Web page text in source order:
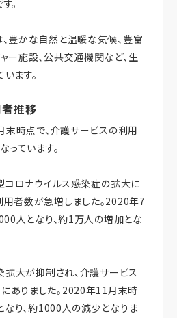
。
豊かな自然と温暖な気候、豊富
ー施設、公共交通機関など、生
ます。
推移
時点で、介護サービスの利用
ています。
コロナウイルス感染症の拡大に
用者数が急増しました。2020年7
人となり、約1万人の増加とな
大が抑制され、介護サービス
ありました。2020年11月末時
り、約1000人の減少となりま